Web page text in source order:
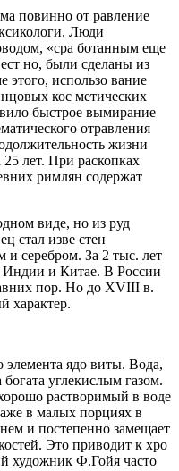
повинно от равление
Люди
«сра ботанным еще
но, были сделаны из
использо вание
кос метических
быстрое вымирание
отравления
жизни
лет. При раскопках
римлян содержат
виде, но из руд
стал изве стен
и серебром. За 2 тыс. лет
Индии и Китае. В России
пор. Но до XVIII в.
характер.
элемента ядо виты. Вода,
углекислым газом.
растворимый в воде
в малых порциях в
и постепенно замещает
Это приводит к хро
художник Ф.Гойя часто